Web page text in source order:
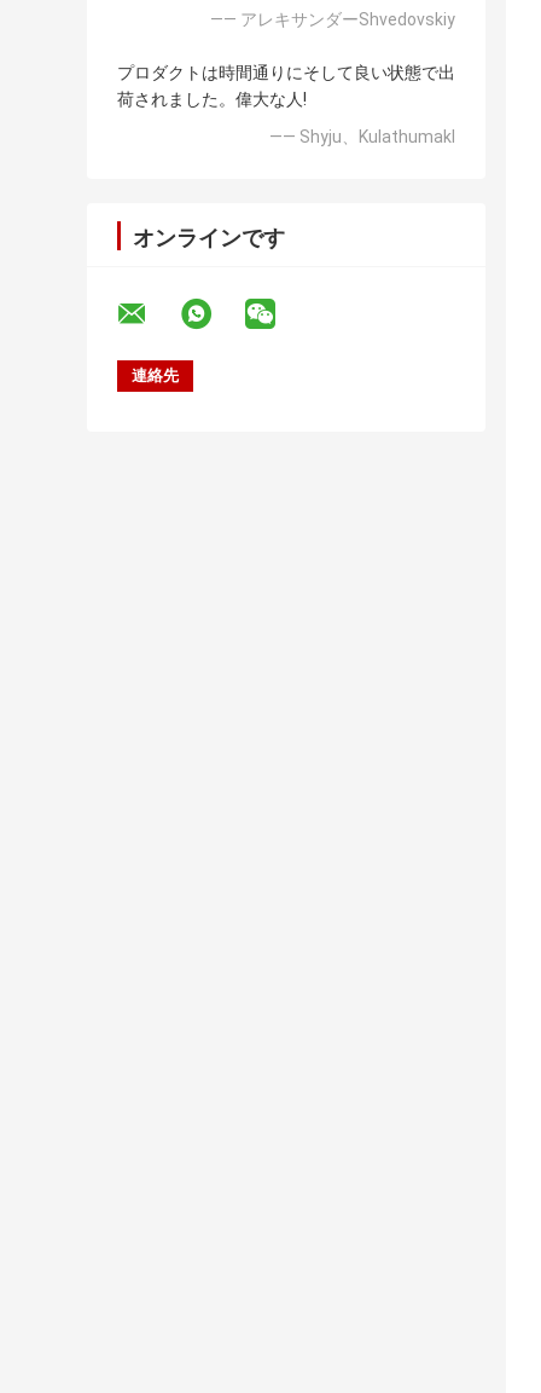
—— アレキサンダーShvedovskiy
プロダクトは時間通りにそして良い状態で出
荷されました。偉大な人!
—— Shyju、Kulathumakl
オンラインです